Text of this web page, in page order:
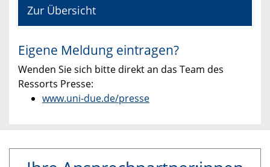
Zur Übersicht
Eigene Meldung eintragen?
Wenden Sie sich bitte direkt an das Team des
Ressorts Presse:
www.uni-due.de/presse